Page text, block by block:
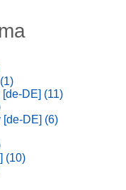
(1)
DE] (11)
DE] (6)
(10)